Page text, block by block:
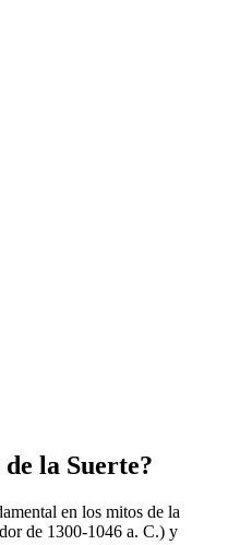
la Suerte?
en los mitos de la
de 1300-1046 a. C.) y